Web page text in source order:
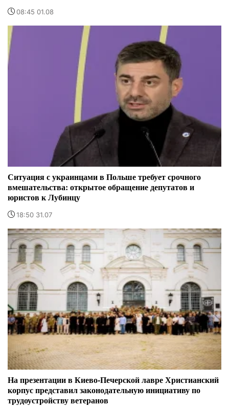
08:45 01.08
Ситуация с украинцами в Польше требует срочного
вмешательства: открытое обращение депутатов и
юристов к Лубинцу
18:50 31.07
На презентации в Киево-Печерской лавре Христианский
корпус представил законодательную инициативу по
трудоустройству ветеранов